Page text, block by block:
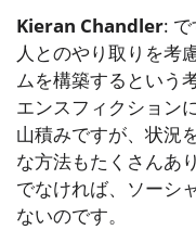
Kieran Chandler:
人とのやり取りを考
ムを構築するという
エンスフィクション
山積みですが、状況
な方法もたくさんあ
でなければ、ソーシ
ないのです。